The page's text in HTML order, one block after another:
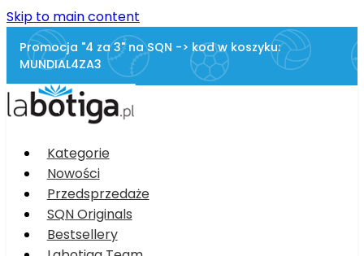
Skip to main content
Promocja "4 za 3" na SQN -> kod w koszyku:
MUNDIAL4ZA3
Kategorie
Nowości
Przedsprzedaże
SQN Originals
Bestsellery